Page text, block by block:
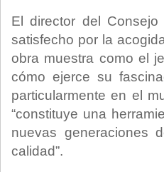
El director del
satisfecho por la
obra muestra como el
cómo ejerce su
particularmente en el
“constituye una
nuevas generaciones
calidad”.